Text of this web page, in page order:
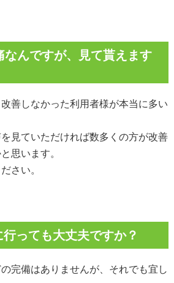
なんですが、見て貰えます
善しなかった利用者様が本当に多い
見ていただければ数多くの方が改善
思います。
さい。
っても大丈夫ですか？
完備はありませんが、それでも宜し